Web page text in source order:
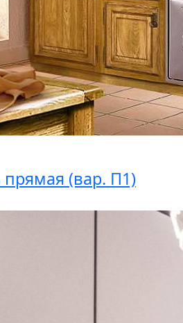
(вар. П1)